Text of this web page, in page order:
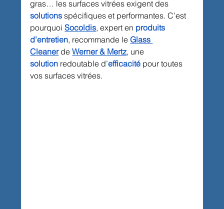
gras… les surfaces vitrées exigent des
solutions spécifiques et performantes. C’est
pourquoi Socoldis, expert en produits
d’entretien, recommande le Glass
Cleaner de Werner & Mertz, une
solution redoutable d’efficacité pour toutes
vos surfaces vitrées.